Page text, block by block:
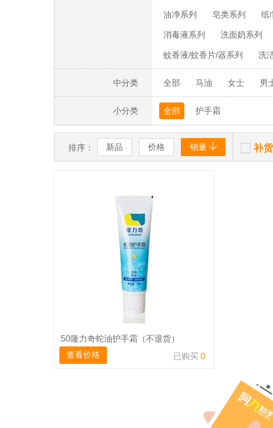
油净系列 皂类系列 纸
消毒液系列 洗面奶系列
蚊香液/蚊香片/器系列 洗
中分类 全部 马油 女士 男
小分类 全部 护手霜
排序： 新品 价格 销量   补
50隆力奇蛇油护手霜（不退货）
查看价格
已购买 0